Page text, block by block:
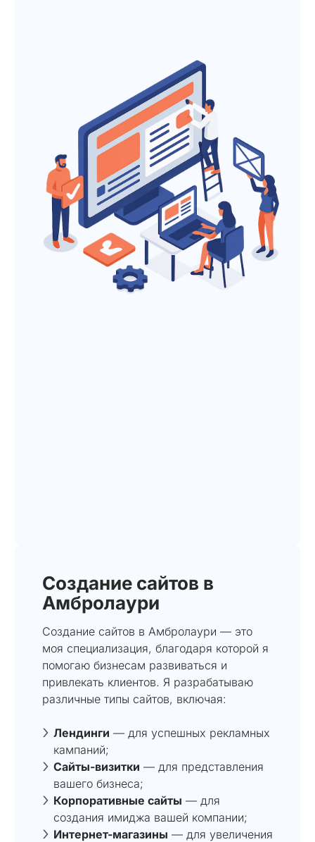
Создание сайтов в
Амбролаури
Создание сайтов в Амбролаури — это
моя специализация, благодаря которой я
помогаю бизнесам развиваться и
привлекать клиентов. Я разрабатываю
различные типы сайтов, включая:
Лендинги — для успешных рекламных
кампаний;
Сайты-визитки — для представления
вашего бизнеса;
Корпоративные сайты — для
создания имиджа вашей компании;
Интернет-магазины — для увеличения